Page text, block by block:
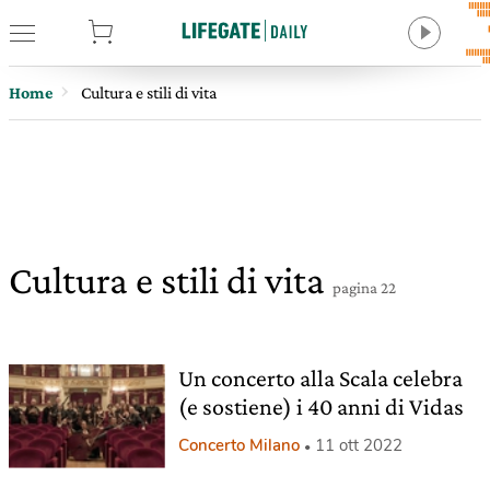
Home Cultura e stili di vita
Cultura e stili di vita pagina 22
Un concerto alla Scala celebra
(e sostiene) i 40 anni di Vidas
Concerto Milano 11 ott 2022